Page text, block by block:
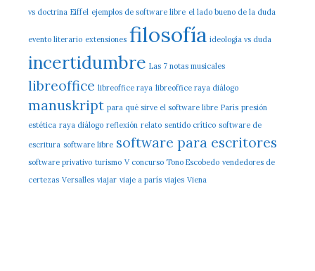
vs doctrina Eiffel ejemplos de software libre el lado bueno de la duda
evento literario extensiones filosofía ideología vs duda
incertidumbre Las 7 notas musicales
libreoffice libreoffice raya libreoffice raya diálogo
manuskript para qué sirve el software libre París presión
estética raya diálogo reflexión relato sentido crítico software de
escritura software libre software para escritores
software privativo turismo V concurso Tono Escobedo vendedores de
certezas Versalles viajar viaje a parís viajes Viena